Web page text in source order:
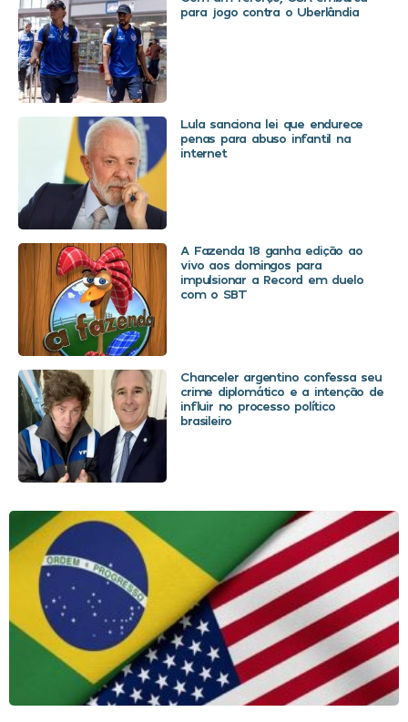
para jogo contra o Uberlândia
Lula sanciona lei que endurece
penas para abuso infantil na
internet
A Fazenda 18 ganha edição ao
vivo aos domingos para
impulsionar a Record em duelo
com o SBT
Chanceler argentino confessa seu
crime diplomático e a intenção de
influir no processo político
brasileiro